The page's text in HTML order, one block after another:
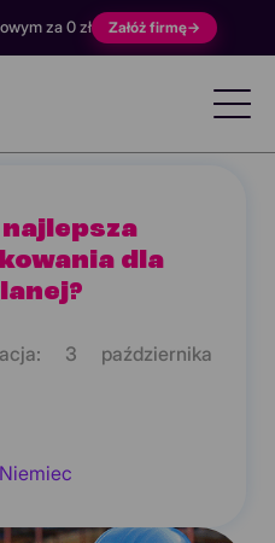
za 0 zł Załóż firmę→
dla
3 października